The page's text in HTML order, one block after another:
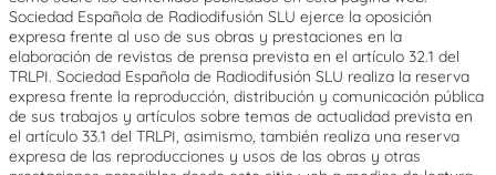
Sociedad Española de Radiodifusión SLU ejerce la oposición
expresa frente al uso de sus obras y prestaciones en la
elaboración de revistas de prensa prevista en el artículo 32.1 del
TRLPI. Sociedad Española de Radiodifusión SLU realiza la reserva
expresa frente la reproducción, distribución y comunicación pública
de sus trabajos y artículos sobre temas de actualidad prevista en
el artículo 33.1 del TRLPI, asimismo, también realiza una reserva
expresa de las reproducciones y usos de las obras y otras